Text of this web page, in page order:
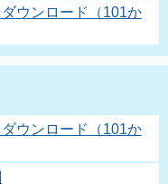
ウンロード（101か
ウンロード（101か